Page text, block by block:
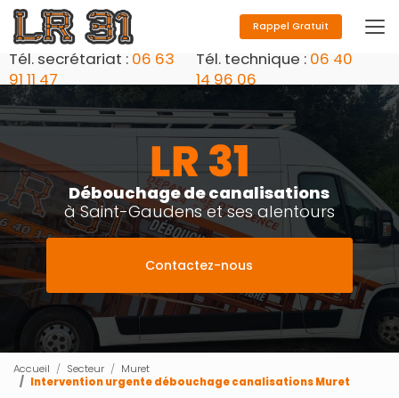
Aller
au
contenu
principal
Tél. secrétariat : 06 63
91 11 47
Tél. technique : 06 40
14 96 06
Rappel Gratuit
Débouchage de canalisations
à Saint-Gaudens et ses alentours
Contactez-nous
Accueil Secteur
Muret
Intervention urgente débouchage canalisations Muret